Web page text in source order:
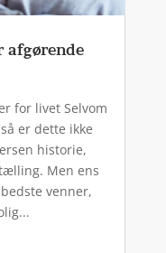
afgørende
for livet Selvom
er dette ikke
historie,
Men ens
venner,